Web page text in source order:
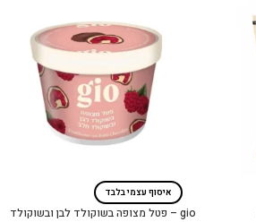
איסוף עצמי בלבד
gio – פטל מצופה בשוקולד לבן ובשוקולד